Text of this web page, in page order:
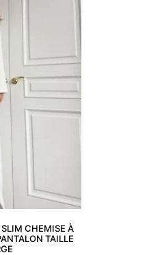
CHEMISE À
TAILLE